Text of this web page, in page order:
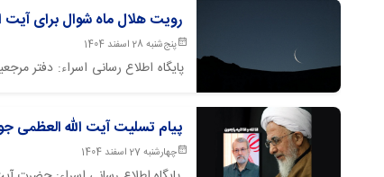
رویت هلال ماه شوال برای آیت
پنج‌شنبه 28 اسفند 1404
پایگاه اطلاع رسانی اسراء: دفتر
پیام تسلیت آیت الله العظمی
چهارشنبه 27 اسفند 1404